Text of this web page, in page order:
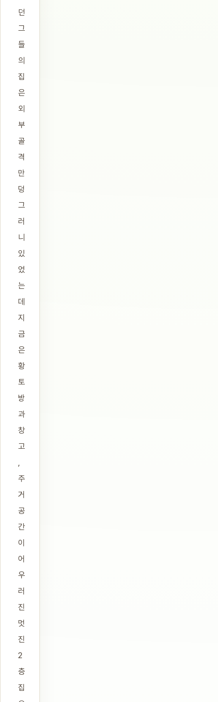
던
그
들
의
집
은
외
부
골
격
만
덩
그
러
니
있
었
는
데
지
금
은
황
토
방
과
창
고
,
주
거
공
간
이
어
우
러
진
멋
진
2
층
집